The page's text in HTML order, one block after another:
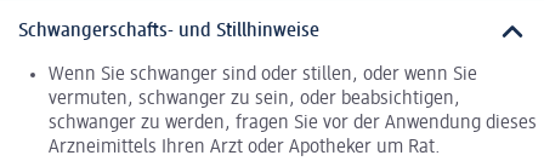
Schwangerschafts- und Stillhinweise
Wenn Sie schwanger sind oder stillen, oder wenn Sie
vermuten, schwanger zu sein, oder beabsichtigen,
schwanger zu werden, fragen Sie vor der Anwendung dieses
Arzneimittels Ihren Arzt oder Apotheker um Rat.